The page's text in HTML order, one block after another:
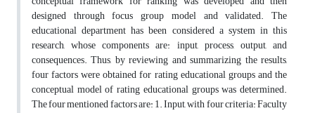
designed through focus group model and validated. The
educational department has been considered a system in this
research, whose components are: input, process, output, and
consequences. Thus, by reviewing and summarizing the results,
four factors were obtained for rating educational groups and the
conceptual model of rating educational groups was determined.
The four mentioned factors are: 1. Input, with four criteria: Faculty